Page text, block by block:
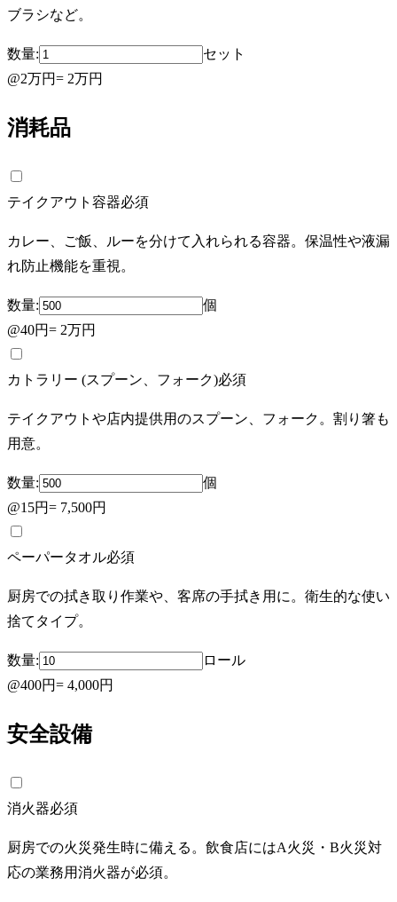
ブラシなど。
数量:
セット
@2万円= 2万円
消耗品
テイクアウト容器必須
カレー、ご飯、ルーを分けて入れられる容器。保温性や液漏
れ防止機能を重視。
数量:
個
@40円= 2万円
カトラリー (スプーン、フォーク)必須
テイクアウトや店内提供用のスプーン、フォーク。割り箸も
用意。
数量:
個
@15円= 7,500円
ペーパータオル必須
厨房での拭き取り作業や、客席の手拭き用に。衛生的な使い
捨てタイプ。
数量:
ロール
@400円= 4,000円
安全設備
消火器必須
厨房での火災発生時に備える。飲食店にはA火災・B火災対
応の業務用消火器が必須。